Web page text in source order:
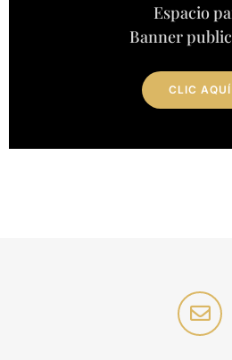
Espacio
Banner
CLIC AQUÍ